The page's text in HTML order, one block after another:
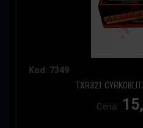
Kod: 7349
TXR321
Cena: